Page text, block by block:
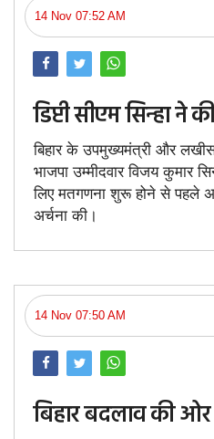
14 Nov 07:52 AM
डिप्टी सीएम सिन्हा ने
बिहार के उपमुख्यमंत्री और
भाजपा उम्मीदवार विजय कुमार
लिए मतगणना शुरू होने से पहले
अर्चना की।
14 Nov 07:50 AM
बिहार बदलाव की ओर